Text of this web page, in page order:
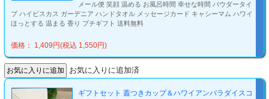
メール便 笑顔 温める お風呂時間 幸せな時間 パウダータイ
プ ハイビスカス ガーデニア ハンドタオル メッセージカード キャシーマム ハワイ
ほっとする 温まる 香り プチギフト 送料無料
価格： 1,409円(税込 1,550円)
お気に入りに追加済
ギフトセット 蓋つきカップ＆ハワイアンパラダイスコ